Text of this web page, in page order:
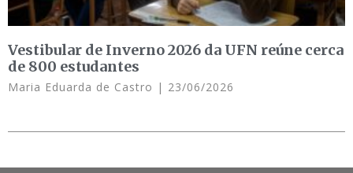
Vestibular de Inverno 2026 da UFN reúne cerca
de 800 estudantes
Maria Eduarda de Castro 23/06/2026